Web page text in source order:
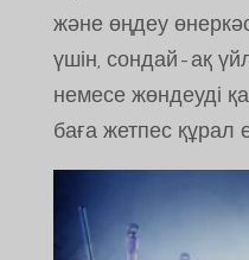
және өңдеу
үшін, сондай-ақ
немесе жөндеуді
баға жетпес құрал